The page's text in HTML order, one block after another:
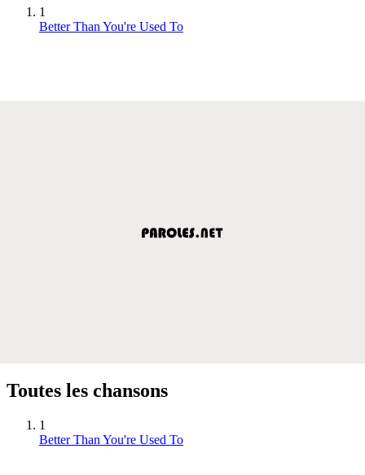
1
Better Than You're Used To
Toutes les chansons
1
Better Than You're Used To